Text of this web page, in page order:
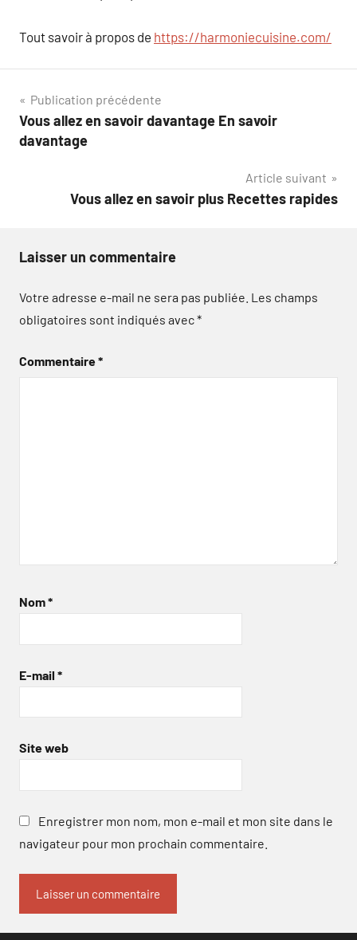
Tout savoir à propos de https://harmoniecuisine.com/
Navigation
de
Publication précédente
Vous allez en savoir davantage En savoir
davantage
Article suivant
Vous allez en savoir plus Recettes rapides
Laisser un commentaire
Votre adresse e-mail ne sera pas publiée. Les champs
obligatoires sont indiqués avec*
Commentaire*
Nom*
E-mail *
Site web
Enregistrer mon nom, mon e-mail et mon site dans le
navigateur pour mon prochain commentaire.